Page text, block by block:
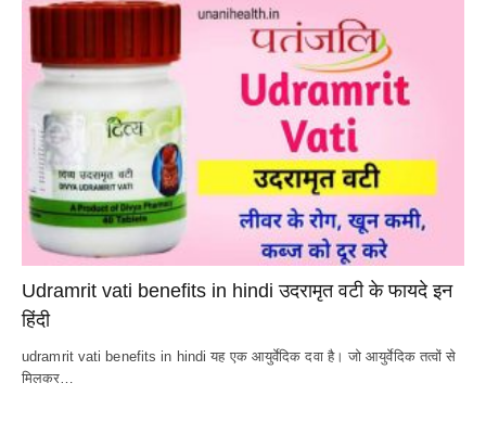
Udramrit vati benefits in hindi उदरामृत वटी के फायदे इन
हिंदी
udramrit vati benefits in hindi यह एक आयुर्वेदिक दवा है। जो आयुर्वेदिक तत्वों से
मिलकर…